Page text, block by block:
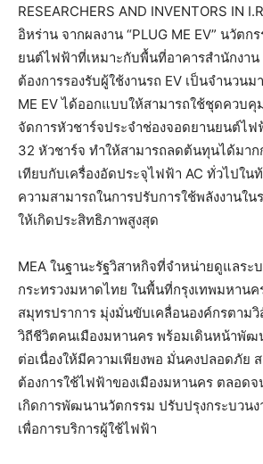
RESEARCHERS AND INVENTORS IN
อิหร่าน จากผลงาน “PLUG ME EV” นวัต
ยนต์ไฟฟ้าที่เหมาะกับพื้นที่อาคารสำนักงา
ต้องการรองรับผู้ใช้งานรถ EV เป็นจำนวนม
ME EV ได้ออกแบบให้สามารถใช้ชุดควบคุ
จัดการหัวชาร์จประจำช่องจอดยานยนต์ไฟ
32 หัวชาร์จ ทำให้สามารถลดต้นทุนได้มาก
เทียบกับเครื่องอัดประจุไฟฟ้า AC ทั่วไปใ
ความสามารถในการปรับการใช้พลังงานใ
ให้เกิดประสิทธิภาพสูงสุด
MEA ในฐานะรัฐวิสาหกิจที่จำหน่ายดูแลระ
กระทรวงมหาดไทย ในพื้นที่กรุงเทพมหาน
สมุทรปราการ มุ่งมั่นขับเคลื่อนองค์กรตาม
วิถีชีวิตคนเมืองมหานคร พร้อมเดินหน้าพัฒ
ต่อเนื่องให้มีความเพียงพอ มั่นคงปลอดภัย
ต้องการใช้ไฟฟ้าของเมืองมหานคร ตลอดจ
เกิดการพัฒนานวัตกรรม ปรับปรุงกระบวน
เพื่อการบริการผู้ใช้ไฟฟ้า